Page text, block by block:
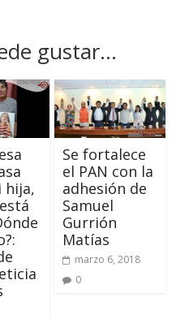
gustar...
hija,
Se fortalece
el PAN con la
adhesión de
Samuel
Gurrión
Matías
marzo 6, 2018
0